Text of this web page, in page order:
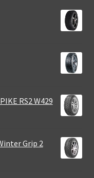
RS2 W429
Grip 2